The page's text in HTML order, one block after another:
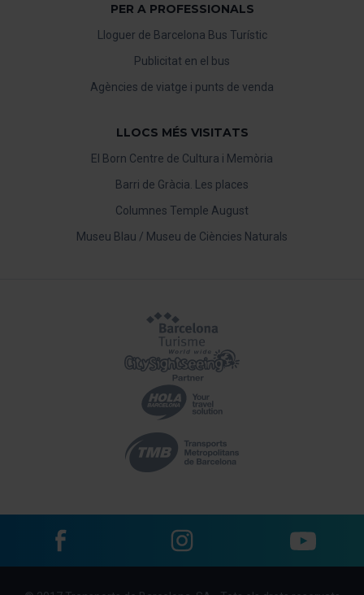
PER A PROFESSIONALS
Lloguer de Barcelona Bus Turístic
Publicitat en el bus
Agències de viatge i punts de venda
LLOCS MÉS VISITATS
El Born Centre de Cultura i Memòria
Barri de Gràcia. Les places
Columnes Temple August
Museu Blau / Museu de Ciències Naturals